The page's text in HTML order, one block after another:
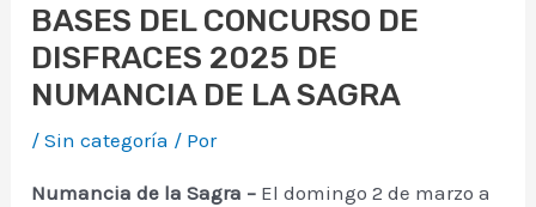
BASES DEL CONCURSO DE
DISFRACES 2025 DE
NUMANCIA DE LA SAGRA
/Sin categoría / Por
Numancia de la Sagra – El domingo 2 de marzo a